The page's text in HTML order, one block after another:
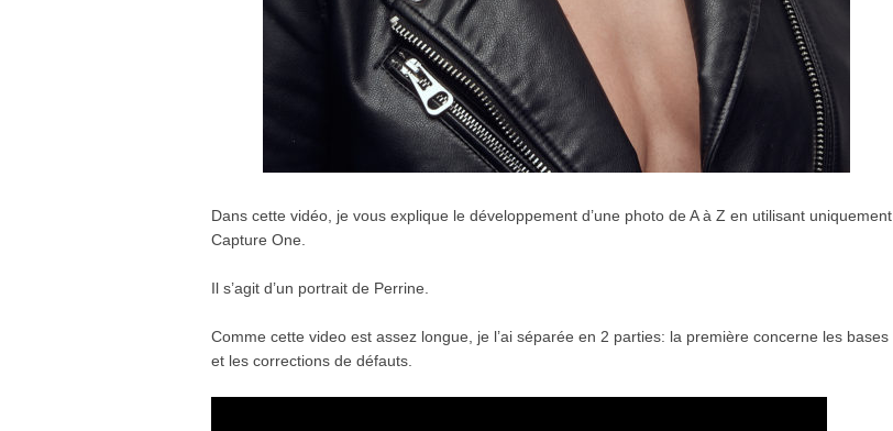
Dans cette vidéo, je vous explique le développement d’une photo de A à Z en utilisant uniquement
Capture One.
Il s’agit d’un portrait de Perrine.
Comme cette video est assez longue, je l’ai séparée en 2 parties: la première concerne les bases
et les corrections de défauts.